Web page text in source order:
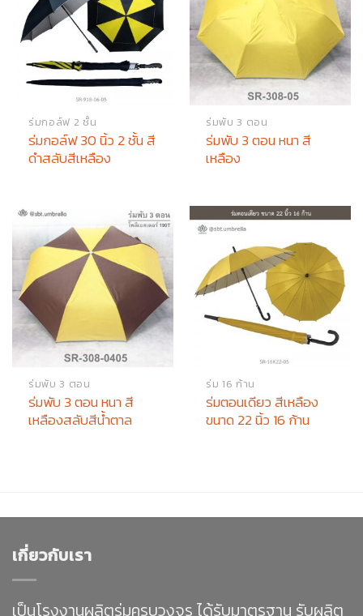
ร่มกอล์ฟ 2 ชั้น
ร่มกอล์ฟ 30 นิ้ว 2 ชั้น สี
ดำสลับสีเหลือง
ร่มพับ 3 ตอน
ร่มพับ 3 ตอน หนา สี
เหลือง
ร่มพับ 3 ตอน
ร่มพับ 3 ตอน หนา สี
เหลืองสลับสีน้ำตาล
ร่ม 16 ก้าน
ร่มตอนเดียว สีเหลือง
ขนาด 22 นิ้ว 16 ก้าน
เกี่ยวกับเรา
เป็นโรงงานผลิตร่มครบวงจร ได้รับมาตรฐาน รับผลิต